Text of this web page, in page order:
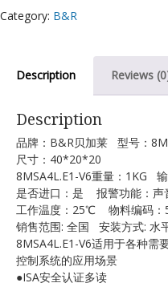
机
Category: B&R
Description Reviews
Description
品牌：B&R贝加莱 型号：
尺寸：40*20*20
8MSA4L.E1-V6重量：1KG
是否进口：是 报警功能：
工作温度：25℃ 物料编码：
销售范围: 全国 安装方式: 水
8MSA4L.E1-V6适用于各种需
控制系统的应用场景
●ISA安全认证多读